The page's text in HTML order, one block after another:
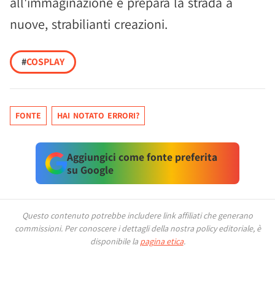
nuove, strabilianti creazioni.
#COSPLAY
FONTE HAI NOTATO ERRORI?
Aggiungici come fonte preferita
su Google
Questo contenuto potrebbe includere link affiliati che generano
commissioni. Per conoscere i dettagli della nostra policy editoriale, è
disponibile la pagina etica.